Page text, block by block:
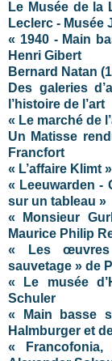
Le Musée de la
Leclerc - Musée
« 1940 - Main
Henri Gibert
Bernard Natan
Des galeries
l’histoire de l’art
« Le marché de
Un Matisse
Francfort
« L’affaire Klimt
« Leeuwarden -
sur un tableau »
« Monsieur
Maurice Philip
« Les œuvres
sauvetage » de
« Le musée
Schuler
« Main basse
Halmburger et
«